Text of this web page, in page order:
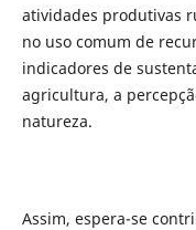
atividades produtivas
no uso comum de
indicadores de
agricultura, a
natureza.
Assim, espera-se